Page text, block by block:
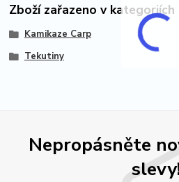
Zboží zařazeno v kategoriích
Kamikaze Carp
Tekutiny
Nepropásněte